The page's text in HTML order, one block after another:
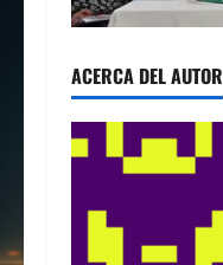
ACERCA DEL AUTOR